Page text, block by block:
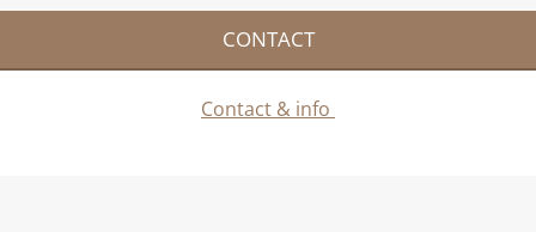
CONTACT
Contact & info